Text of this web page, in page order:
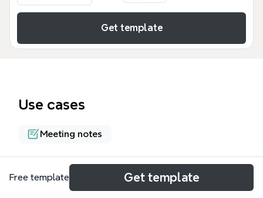
Get template
Use cases
Meeting notes
About
Free template Get template